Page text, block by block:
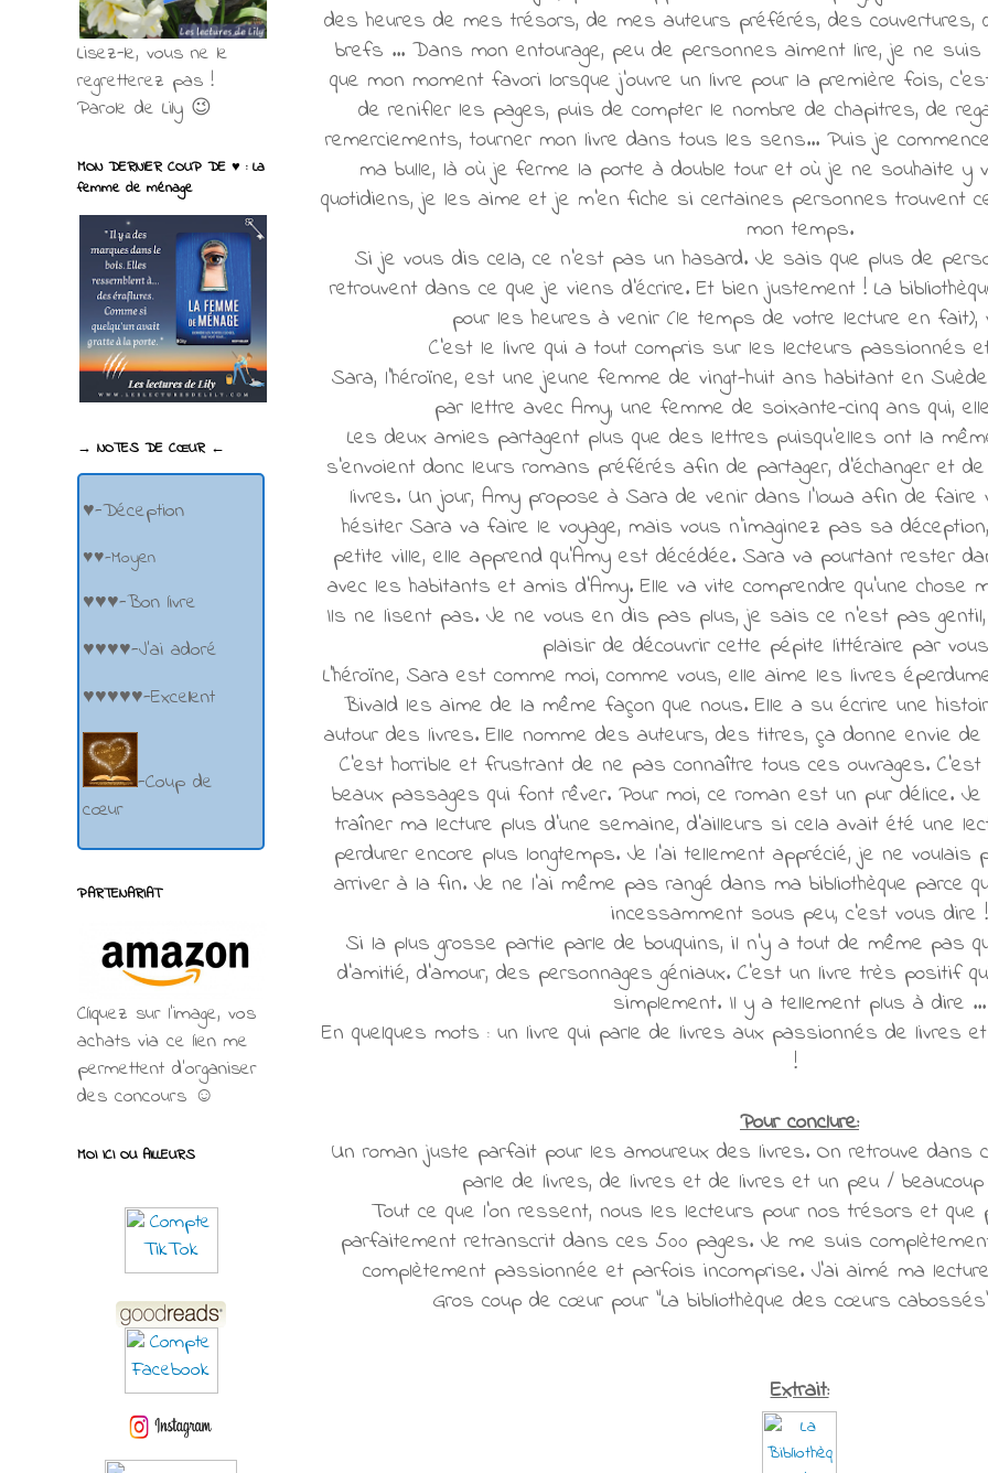
des heures de mes trésors, de mes auteurs préférés, des couvertures,
brefs ... Dans mon entourage, peu de personnes aiment lire, je ne
que mon moment favori lorsque j'ouvre un livre pour la première fois,
de renifler les pages, puis de compter le nombre de chapitres, de
remerciements, tourner mon livre dans tous les sens... Puis je
ma bulle, là où je ferme la porte à double tour et où je ne souhaite y
quotidiens, je les aime et je m'en fiche si certaines personnes trouvent
mon temps.
Si je vous dis cela, ce n'est pas un hasard. Je sais que plus de
retrouvent dans ce que je viens d'écrire. Et bien justement ! La
pour les heures à venir (le temps de votre lecture en fait),
C'est le livre qui a tout compris sur les lecteurs passionnés
Sara, l'héroïne, est une jeune femme de vingt-huit ans habitant en
par lettre avec Amy, une femme de soixante-cinq ans qui,
Les deux amies partagent plus que des lettres puisqu'elles ont la
s'envoient donc leurs romans préférés afin de partager, d'échanger et
livres. Un jour, Amy propose à Sara de venir dans l'Iowa afin de faire
hésiter Sara va faire le voyage, mais vous n'imaginez pas sa
petite ville, elle apprend qu'Amy est décédée. Sara va pourtant rester
avec les habitants et amis d'Amy. Elle va vite comprendre qu'une chose
Ils ne lisent pas. Je ne vous en dis pas plus, je sais ce n'est pas
plaisir de découvrir cette pépite littéraire par
L'héroïne, Sara est comme moi, comme vous, elle aime les livres
Bivald les aime de la même façon que nous. Elle a su écrire une
autour des livres. Elle nomme des auteurs, des titres, ça donne envie
C'est horrible et frustrant de ne pas connaître tous ces ouvrages.
beaux passages qui font rêver. Pour moi, ce roman est un pur délice.
traîner ma lecture plus d'une semaine, d'ailleurs si cela avait été une
perdurer encore plus longtemps. Je l'ai tellement apprécié, je ne
arriver à la fin. Je ne l'ai même pas rangé dans ma bibliothèque parce
incessamment sous peu, c'est vous dire !
Si la plus grosse partie parle de bouquins, il n'y a tout de même pas
d'amitié, d'amour, des personnages géniaux. C'est un livre très positif
simplement. Il y a tellement plus à dire ...
En quelques mots : un livre qui parle de livres aux passionnés de livres
!
Pour conclure:
Un roman juste parfait pour les amoureux des livres. On retrouve dans
parle de livres, de livres et de livres et un peu /
Tout ce que l'on ressent, nous les lecteurs pour nos trésors et que
parfaitement retranscrit dans ces 500 pages. Je me suis
complètement passionnée et parfois incomprise. J'ai aimé ma
Gros coup de cœur pour "La bibliothèque des cœurs
Extrait:
Lisez-le, vous ne le
regretterez pas !
Parole de Lily 😉
MON DERNIER COUP DE ♥ : La
femme de ménage
→ NOTES DE CŒUR ←
♥-Déception
♥♥-Moyen
♥♥♥-Bon livre
♥♥♥♥-J'ai adoré
♥♥♥♥♥-Excellent
-Coup de
cœur
PARTENARIAT
Cliquez sur l'image, vos
achats via ce lien me
permettent d’organiser
des concours ☺
MOI ICI OU AILLEURS